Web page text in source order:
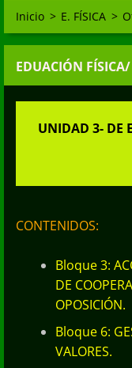
Inicio > E. FÍSICA >
EDUACIÓN
UNIDAD 3- DE
CONTENIDOS:
Bloque 3:
DE
OPOSICIÓN.
Bloque 6:
VALORES.